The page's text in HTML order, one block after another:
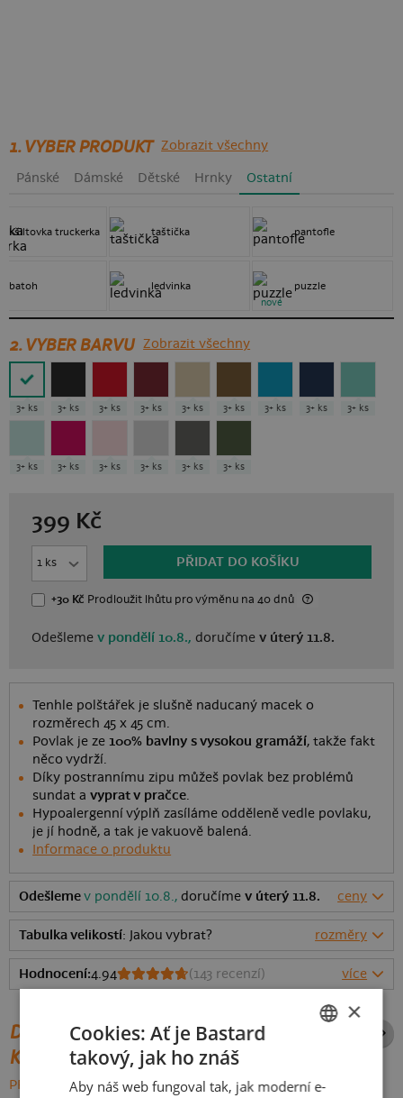
1. VYBER PRODUKT Zobrazit všechny
Pánské Dámské Dětské Hrnky Ostatní
kšiltovka truckerka
batoh
taštička
ledvinka
pantofle
puzzle
nové
2. VYBER BARVU Zobrazit všechny
3+ ks 3+ ks 3+ ks 3+ ks 3+ ks 3+ ks 3+ ks 3+ ks 3+ ks
3+ ks 3+ ks 3+ ks 3+ ks 3+ ks 3+ ks
399 Kč
PŘIDAT DO KOŠÍKU
+30 Kč Prodloužit lhůtupro výměnu na 40 dnů
Odešlemev pondělí 10.8., doručímev úterý 11.8.
Tenhle polštářek je slušně naducaný macek o
rozměrech 45 x 45 cm.
Povlak je ze 100% bavlny s vysokou gramáží, takže fakt
něco vydrží.
Díky postrannímu zipu můžeš povlak bez problémů
sundat avyprat v pračce.
Hypoalergenní výplň zasíláme odděleně vedle povlaku,
je jí hodně, a tak je vakuově balená.
Informace o produktu
Odešlemev pondělí 10.8., doručímev úterý 11.8. ceny
Tabulka velikostí: Jakou vybrat? rozměry
Hodnocení:4.94 (143 recenzí) více
DALŠÍ POTISKY ZE STEJNÉ
KATEGORIE
PROCHÁZET VŠE:
SLOVAK
×
Cookies: Ať je Bastard
takový, jak ho znáš
Aby náš web fungoval tak, jak moderní e-